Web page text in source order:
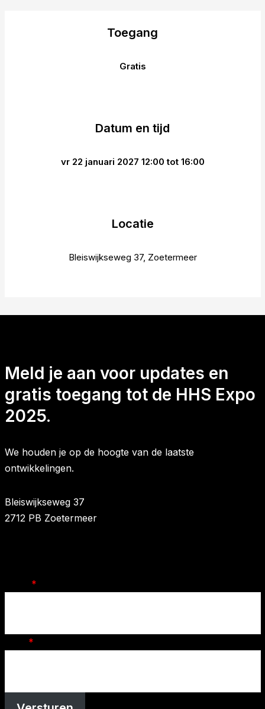
Toegang
Gratis
Datum en tijd
vr 22 januari 2027 12:00 tot 16:00
Locatie
Bleiswijkseweg 37, Zoetermeer
Meld je aan voor updates en
gratis toegang tot de HHS Expo
2025.
We houden je op de hoogte van de laatste
ontwikkelingen.
Bleiswijkseweg 37
2712 PB Zoetermeer
*
*